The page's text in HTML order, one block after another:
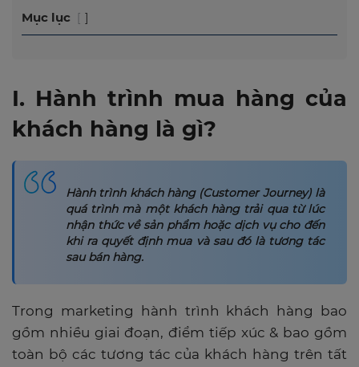
Mục lục
I. Hành trình mua hàng của
khách hàng là gì?
Hành trình khách hàng (Customer Journey) là
quá trình mà một khách hàng trải qua từ lúc
nhận thức về sản phẩm hoặc dịch vụ cho đến
khi ra quyết định mua và sau đó là tương tác
sau bán hàng.
Trong marketing hành trình khách hàng bao
gồm nhiều giai đoạn, điểm tiếp xúc & bao gồm
toàn bộ các tương tác của khách hàng trên tất